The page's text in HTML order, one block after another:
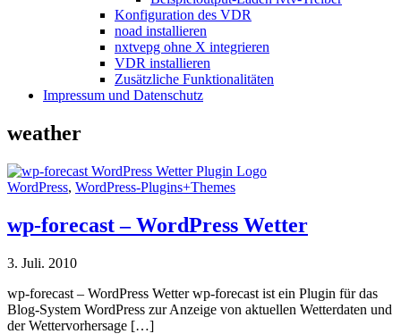
Konfiguration des VDR
noad installieren
nxtvepg ohne X integrieren
VDR installieren
Zusätzliche Funktionalitäten
Impressum und Datenschutz
weather
WordPress, WordPress-Plugins+Themes
wp-forecast – WordPress Wetter
3. Juli. 2010
wp-forecast – WordPress Wetter wp-forecast ist ein Plugin für das
Blog-System WordPress zur Anzeige von aktuellen Wetterdaten und
der Wettervorhersage […]